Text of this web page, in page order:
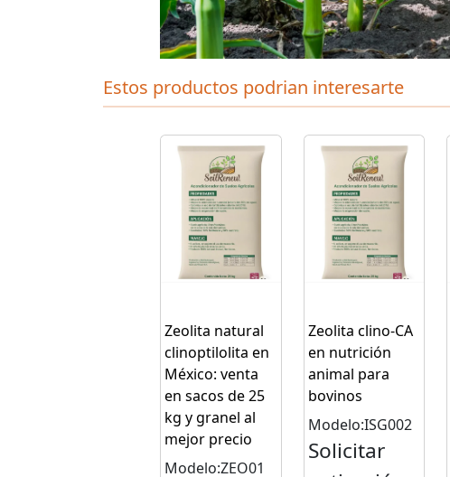
Estos productos podrian interesarte
Zeolita natural
clinoptilolita en
México: venta
en sacos de 25
kg y granel al
mejor precio
Modelo:ZEO01
Zeolita clino-CA
en nutrición
animal para
bovinos
Modelo:ISG002
Solicitar